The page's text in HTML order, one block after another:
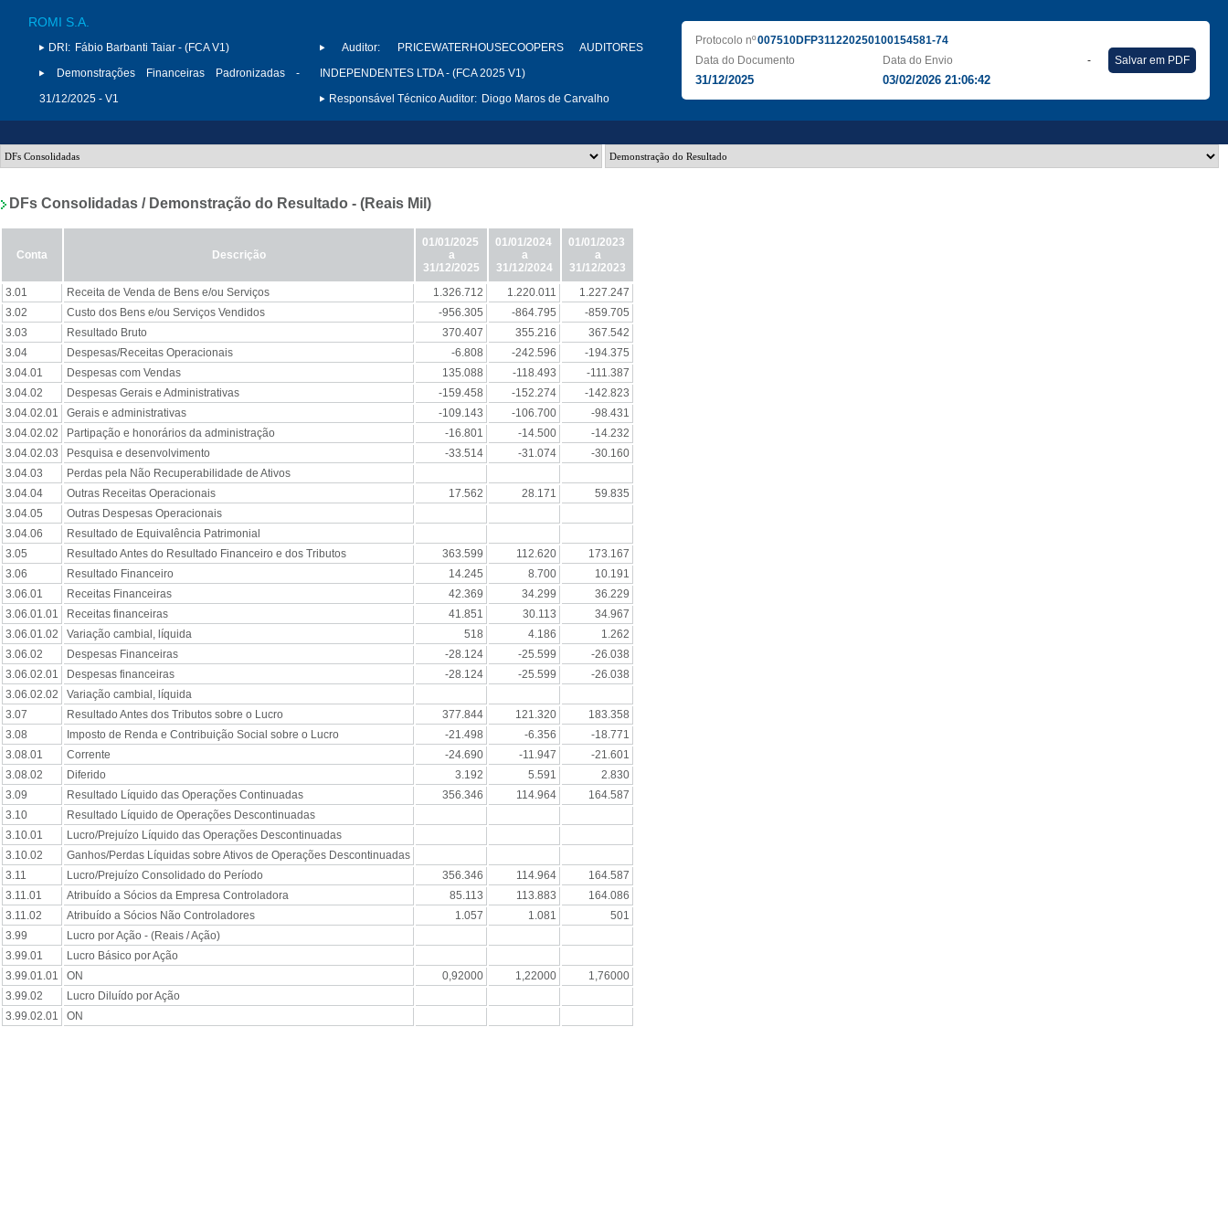
ROMI S.A.
DRI: Fábio Barbanti Taiar - (FCA V1)
Demonstrações Financeiras Padronizadas -
31/12/2025 - V1
Auditor:
PRICEWATERHOUSECOOPERS AUDITORES
INDEPENDENTES LTDA - (FCA 2025 V1)
Responsável Técnico Auditor: Diogo Maros de Carvalho
Protocolo nº007510DFP311220250100154581-74
Data do Documento
31/12/2025
Data do Envio
03/02/2026 21:06:42
- Salvar em PDF